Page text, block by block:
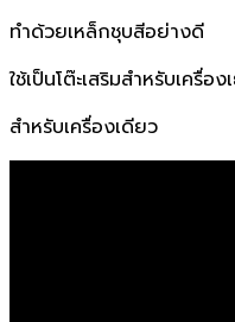
ทำด้วยเหล็กชุบสีอย่างดี
ใช้เป็นโต๊ะเสริมสำหรับเครื่อ
สำหรับเครื่องเดียว